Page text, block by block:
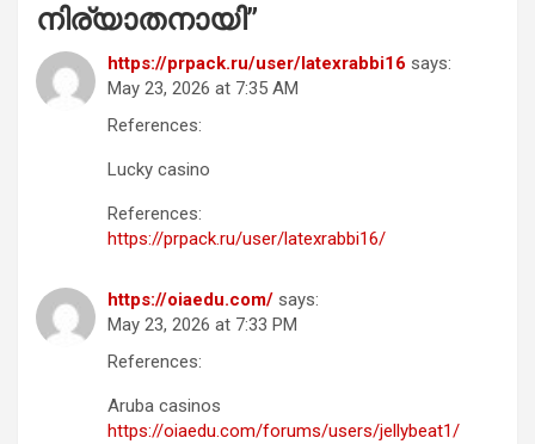
നിര്യാതനായി”
https://prpack.ru/user/latexrabbi16 says:
May 23, 2026 at 7:35 AM
References:
Lucky casino
References:
https://prpack.ru/user/latexrabbi16/
https://oiaedu.com/ says:
May 23, 2026 at 7:33 PM
References:
Aruba casinos
https://oiaedu.com/forums/users/jellybeat1/